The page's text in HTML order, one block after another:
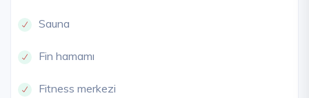
Sauna
Fin hamamı
Fitness merkezi